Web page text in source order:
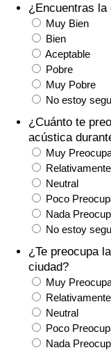
¿Encuentras la
Muy Bien
Bien
Aceptable
Pobre
Muy Pobre
No estoy
¿Cuánto te
acústica
Muy
Neutral
Poco
Nada
No estoy
¿Te preocupa
ciudad?
Muy
Neutral
Poco
Nada
Índice de
Índice de
Índice de
Tráfico
Índice de Tráfico
Índice de Tráfico
Índice de Tráfico